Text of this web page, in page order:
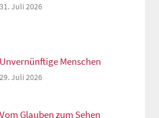
31. Juli 2026
Unvernünftige Menschen
29. Juli 2026
Vom Glauben zum Sehen